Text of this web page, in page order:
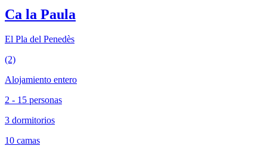
Ca la Paula
El Pla del Penedès
(2)
Alojamiento entero
2 - 15 personas
3 dormitorios
10 camas